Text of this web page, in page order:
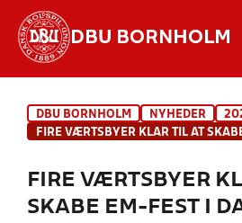
DBU BORNHOLM
HOLD
DBU BORNHOLM NYHEDER
FIRE VÆRTSBYER
SKABE EM-FEST I